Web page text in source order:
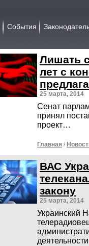
События
Лишать
лет с
25 марта, 2014
Сенат
принял
проект…
Главная /
ВАС
закону
25 марта, 2014
Украинский